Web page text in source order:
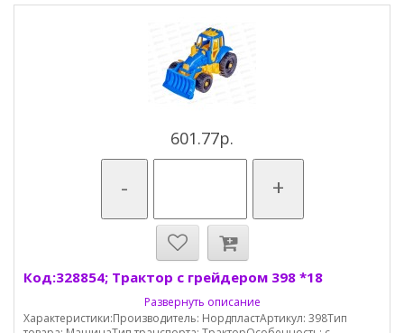
601.77р.
- +
Код:328854; Трактор с грейдером 398 *18
Развернуть описание
Характеристики:Производитель: НордпластАртикул: 398Тип